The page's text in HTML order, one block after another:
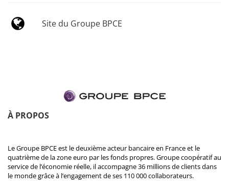
Site du Groupe BPCE
À PROPOS
Le Groupe BPCE est le deuxième acteur bancaire en France et le
quatrième de la zone euro par les fonds propres. Groupe coopératif au
service de l’économie réelle, il accompagne 36 millions de clients dans
le monde grâce à l’engagement de ses 110 000 collaborateurs.